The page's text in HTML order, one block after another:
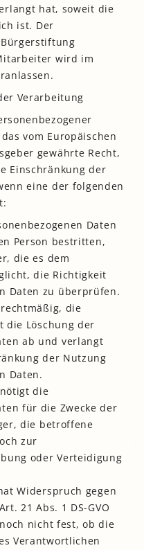
hat, soweit die
ist. Der
wird im
Verarbeitung
vom Europäischen
gewährte Recht,
Einschränkung der
eine der folgenden
Daten
Person bestritten,
die es dem
die Richtigkeit
Daten zu überprüfen.
die
die Löschung der
ab und verlangt
der Nutzung
Daten.
die
für die Zwecke der
die betroffene
zur
oder Verteidigung
Widerspruch gegen
21 Abs. 1 DS-GVO
nicht fest, ob die
Verantwortlichen